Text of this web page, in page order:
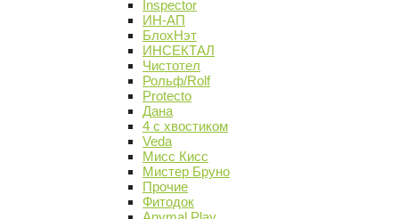
Inspector
ИН-АП
БлохНэт
ИНСЕКТАЛ
Чистотел
Рольф/Rolf
Protecto
Дана
4 с хвостиком
Veda
Мисс Кисс
Мистер Бруно
Прочие
Фитодок